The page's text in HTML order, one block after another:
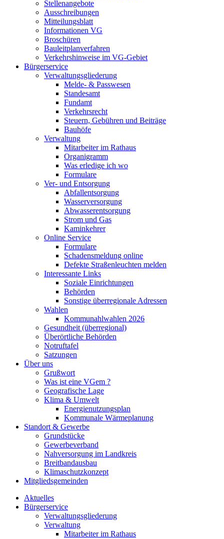
Stellenangebote
Ausschreibungen
Mitteilungsblatt
Informationen VG
Broschüren
Bauleitplanverfahren
Verkehrshinweise im VG-Gebiet
Bürgerservice
Verwaltungsgliederung
Melde- & Passwesen
Standesamt
Fundamt
Verkehrsrecht
Steuern, Gebühren und Beiträge
Bauhöfe
Verwaltung
Mitarbeiter im Rathaus
Organigramm
Was erledige ich wo
Formulare
Ver- und Entsorgung
Abfallentsorgung
Wasserversorgung
Abwasserentsorgung
Strom und Gas
Kaminkehrer
Online Service
Formulare
Schadensmeldung online
Defekte Straßenleuchten melden
Interessante Links
Soziale Einrichtungen
Behörden
Sonstige überregionale Adressen
Wahlen
Kommunahlwahlen 2026
Gesundheit (überregional)
Überörtliche Behörden
Notruftafel
Satzungen
Über uns
Grußwort
Was ist eine VGem ?
Geografische Lage
Klima & Umwelt
Energienutzungsplan
Kommunale Wärmeplanung
Standort & Gewerbe
Grundstücke
Gewerbeverband
Nahversorgung im Landkreis
Breitbandausbau
Klimaschutzkonzept
Mitgliedsgemeinden
Aktuelles
Bürgerservice
Verwaltungsgliederung
Verwaltung
Mitarbeiter im Rathaus